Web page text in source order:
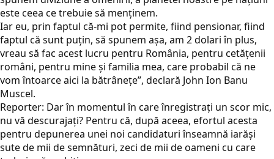
este ceea ce trebuie să menținem.
Iar eu, prin faptul că-mi pot permite, fiind pensionar, fiind
faptul că sunt puțin, să spunem așa, am 2 dolari în plus,
vreau să fac acest lucru pentru România, pentru cetățenii
români, pentru mine și familia mea, care probabil că ne
vom întoarce aici la bătrânețe”, declară John Ion Banu
Muscel.
Reporter: Dar în momentul în care înregistrați un scor mic,
nu vă descurajați? Pentru că, după aceea, efortul acesta
pentru depunerea unei noi candidaturi înseamnă iarăși
sute de mii de semnături, zeci de mii de oameni cu care